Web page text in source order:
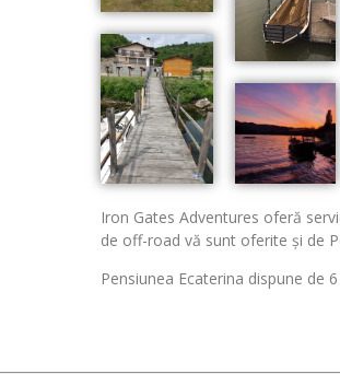
Iron Gates Adventures oferă
de off-road vă sunt oferite și de
Pensiunea Ecaterina dispune de 6